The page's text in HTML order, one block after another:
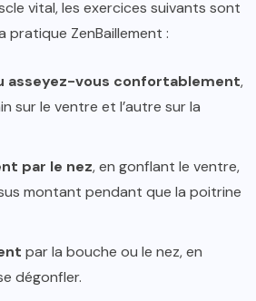
vital, les exercices suivants sont
pratique ZenBaillement :
asseyez-vous confortablement,
sur le ventre et l’autre sur la
par le nez, en gonflant le ventre,
montant pendant que la poitrine
par la bouche ou le nez, en
dégonfler.